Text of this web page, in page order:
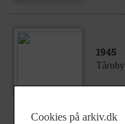
1945
Cookies på arkiv.dk